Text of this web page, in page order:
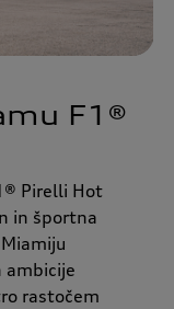
F1®
Pirelli Hot
in športna
ambicije
rastočem